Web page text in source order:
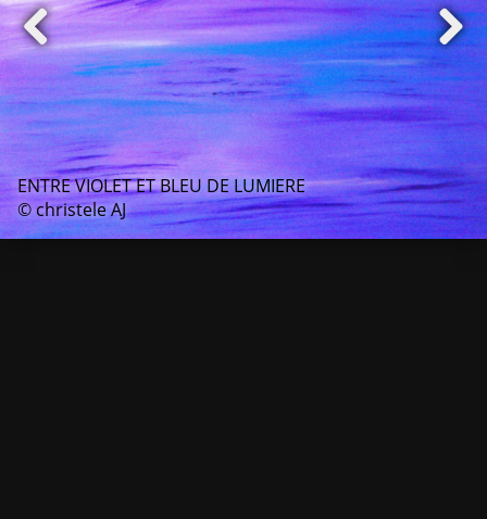
ENTRE VIOLET ET BLEU DE LUMIERE
© christele AJ